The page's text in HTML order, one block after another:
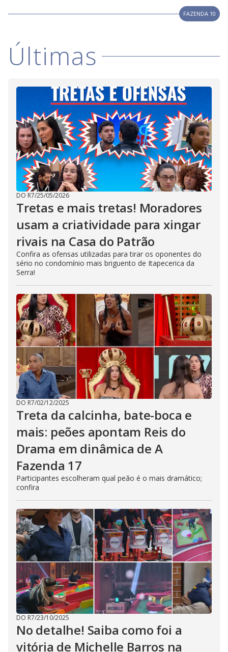
FAZENDA 10
Últimas
DO R7/25/05/2026
Tretas e mais tretas! Moradores
usam a criatividade para xingar
rivais na Casa do Patrão
Confira as ofensas utilizadas para tirar os oponentes do
sério no condomínio mais briguento de Itapecerica da
Serra!
DO R7/02/12/2025
Treta da calcinha, bate-boca e
mais: peões apontam Reis do
Drama em dinâmica de A
Fazenda 17
Participantes escolheram qual peão é o mais dramático;
confira
DO R7/23/10/2025
No detalhe! Saiba como foi a
vitória de Michelle Barros na